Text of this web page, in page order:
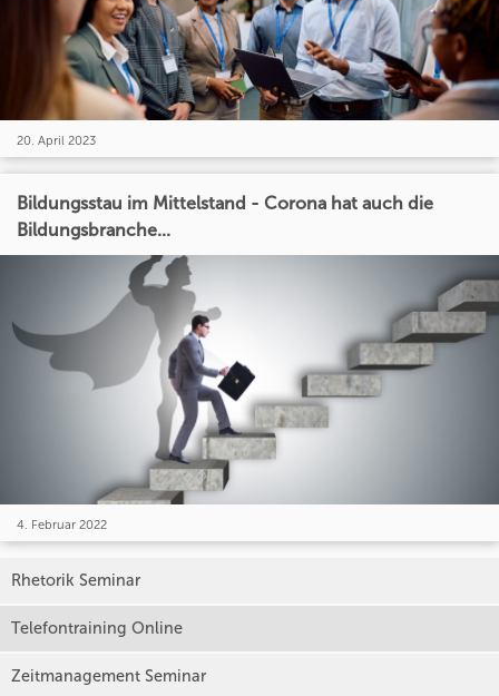
20. April 2023
Bildungsstau im Mittelstand - Corona hat auch die
Bildungsbranche...
4. Februar 2022
Rhetorik Seminar
Telefontraining Online
Zeitmanagement Seminar